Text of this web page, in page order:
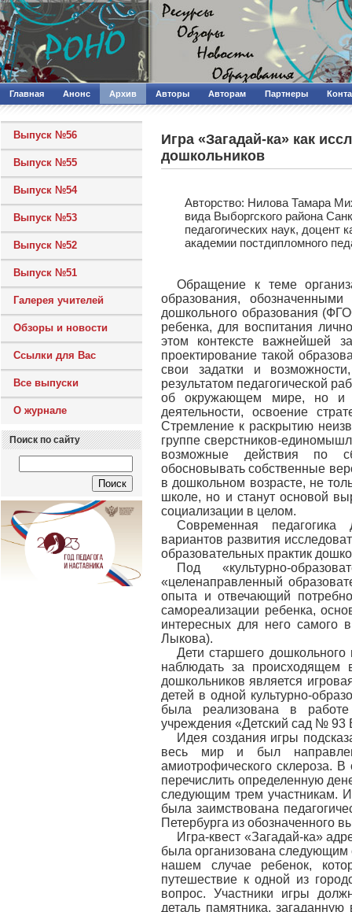
Главная Анонс Архив Авторы Авторам Партнеры
Выпуск №56
Выпуск №55
Выпуск №54
Выпуск №53
Выпуск №52
Выпуск №51
Галерея учителей
Обзоры и новости
Ссылки для Вас
Все выпуски
О журнале
Поиск по сайту
Игра «Загадай-ка» как
дошкольников
Авторcтво: Нилова Тамара
вида Выборгского района
педагогических наук, доцент
академии постдипломного
Обращение к теме
образования,
дошкольного образования
ребенка, для воспитания
этом контексте важнейшей
проектирование такой
свои задатки и
результатом педагогической
об окружающем мире, но и
деятельности, освоение
Стремление к раскрытию
группе сверстников-
возможные действия по
обосновывать собственные
в дошкольном возрасте, не
школе, но и станут основой
социализации в целом.
Современная педагогика
вариантов развития
образовательных практик
Под «культурно-
«целенаправленный
опыта и отвечающий
самореализации ребенка,
интересных для него самого
Лыкова).
Дети старшего
наблюдать за происходящем
дошкольников является
детей в одной культурно-
была реализована в работе
учреждения «Детский сад № 93
Идея создания игры
весь мир и был
амиотрофического склероза.
перечислить определенную
следующим трем участникам.
была заимствована
Петербурга из обозначенного
Игра-квест «Загадай-ка»
была организована следующим
нашем случае ребенок,
путешествие к одной из
вопрос. Участники игры
деталь памятника,